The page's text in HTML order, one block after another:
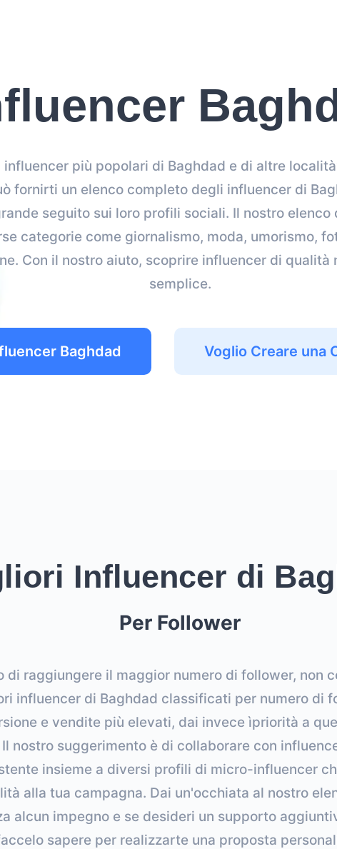
più popolari di Baghdad e di altre
fornirti un elenco completo degli influencer di
seguito sui loro profili sociali. Il nostro
categorie come giornalismo, moda, umorismo,
Con il nostro aiuto, scoprire influencer di qualità
semplice.
Baghdad Voglio Creare una
Influencer di
Per Follower
di raggiungere il maggior numero di follower, non
influencer di Baghdad classificati per numero di
e vendite più elevati, dai invece ìpriorità a
nostro suggerimento è di collaborare con
insieme a diversi profili di micro-influencer
alla tua campagna. Dai un'occhiata al nostro
alcun impegno e se desideri un supporto
sapere per realizzarte una proposta